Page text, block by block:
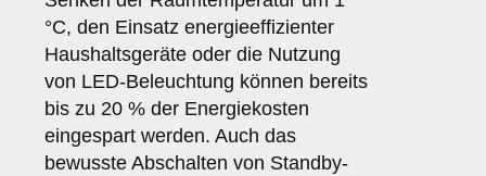
°C, den Einsatz energieeffizienter
Haushaltsgeräte oder die Nutzung
von LED-Beleuchtung können bereits
bis zu 20 % der Energiekosten
eingespart werden. Auch das
bewusste Abschalten von Standby-